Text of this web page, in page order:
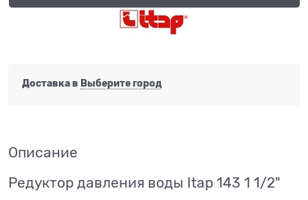
Доставка в Выберите город
Описание
Редуктор давления воды Itap 143 1 1/2"